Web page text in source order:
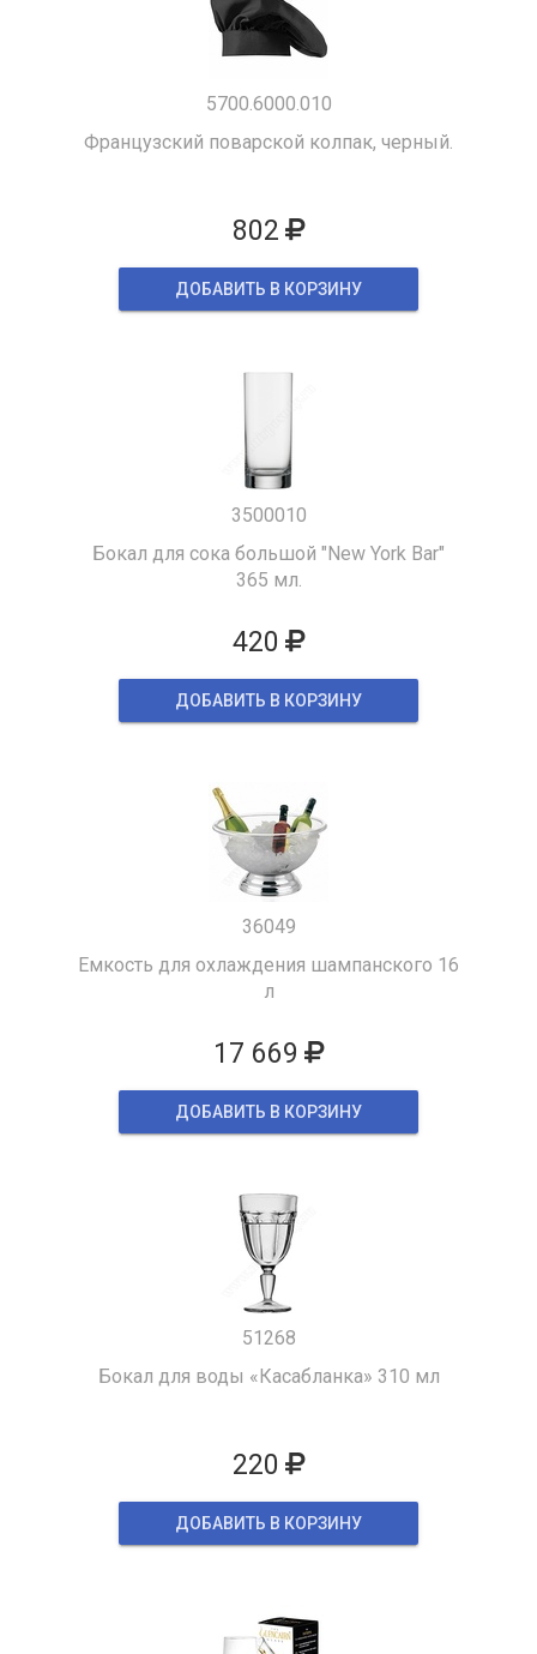
5700.6000.010
Французский поварской колпак, черный.
802
ДОБАВИТЬ В КОРЗИНУ
3500010
Бокал для сока большой "New York Bar"
365 мл.
420
ДОБАВИТЬ В КОРЗИНУ
36049
Емкость для охлаждения шампанского 16
л
17 669
ДОБАВИТЬ В КОРЗИНУ
51268
Бокал для воды «Касабланка» 310 мл
220
ДОБАВИТЬ В КОРЗИНУ